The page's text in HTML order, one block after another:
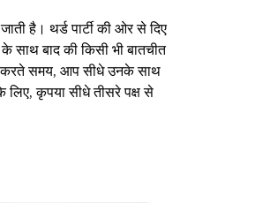
है। थर्ड पार्टी की ओर से दिए
साथ बाद की किसी भी बातचीत
करते समय, आप सीधे उनके साथ
कृपया सीधे तीसरे पक्ष से